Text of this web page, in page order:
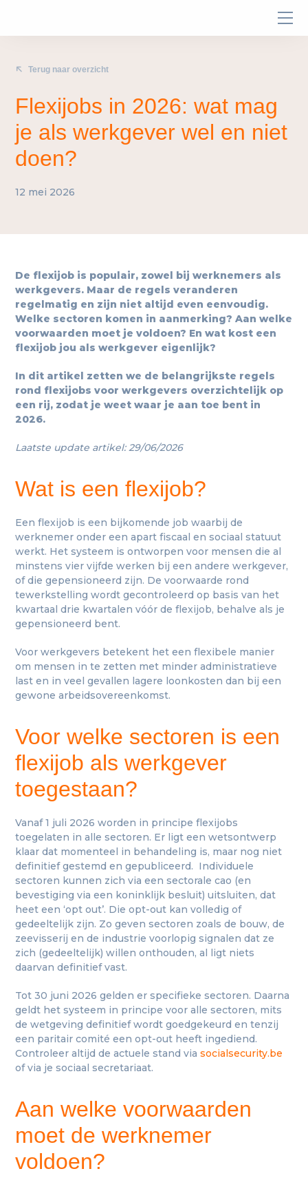
Terug naar overzicht
Flexijobs in 2026: wat mag
je als werkgever wel en niet
doen?
12 mei 2026
De flexijob is populair, zowel bij werknemers als
werkgevers. Maar de regels veranderen
regelmatig en zijn niet altijd even eenvoudig.
Welke sectoren komen in aanmerking? Aan welke
voorwaarden moet je voldoen? En wat kost een
flexijob jou als werkgever eigenlijk?
In dit artikel zetten we de belangrijkste regels
rond flexijobs voor werkgevers overzichtelijk op
een rij, zodat je weet waar je aan toe bent in
2026.
Laatste update artikel: 29/06/2026
Wat is een flexijob?
Een flexijob is een bijkomende job waarbij de
werknemer onder een apart fiscaal en sociaal statuut
werkt. Het systeem is ontworpen voor mensen die al
minstens vier vijfde werken bij een andere werkgever,
of die gepensioneerd zijn. De voorwaarde rond
tewerkstelling wordt gecontroleerd op basis van het
kwartaal drie kwartalen vóór de flexijob, behalve als je
gepensioneerd bent.
Voor werkgevers betekent het een flexibele manier
om mensen in te zetten met minder administratieve
last en in veel gevallen lagere loonkosten dan bij een
gewone arbeidsovereenkomst.
Voor welke sectoren is een
flexijob als werkgever
toegestaan?
Vanaf 1 juli 2026 worden in principe flexijobs
toegelaten in alle sectoren. Er ligt een wetsontwerp
klaar dat momenteel in behandeling is, maar nog niet
definitief gestemd en gepubliceerd. Individuele
sectoren kunnen zich via een sectorale cao (en
bevestiging via een koninklijk besluit) uitsluiten, dat
heet een ‘opt out’. Die opt-out kan volledig of
gedeeltelijk zijn. Zo geven sectoren zoals de bouw, de
zeevisserij en de industrie voorlopig signalen dat ze
zich (gedeeltelijk) willen onthouden, al ligt niets
daarvan definitief vast.
Tot 30 juni 2026 gelden er specifieke sectoren. Daarna
geldt het systeem in principe voor alle sectoren, mits
de wetgeving definitief wordt goedgekeurd en tenzij
een paritair comité een opt-out heeft ingediend.
Controleer altijd de actuele stand viasocialsecurity.be
of via je sociaal secretariaat.
Aan welke voorwaarden
moet de werknemer
voldoen?